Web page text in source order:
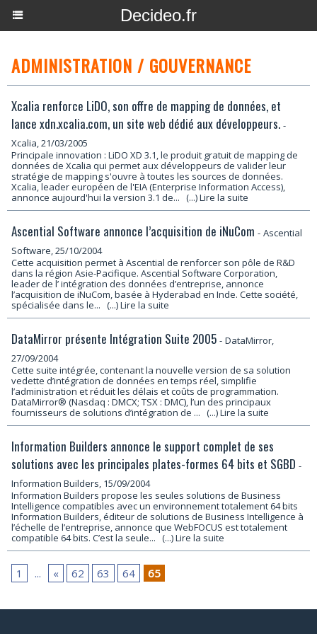
Decideo.fr
ADMINISTRATION / GOUVERNANCE
Xcalia renforce LiDO, son offre de mapping de données, et
lance xdn.xcalia.com, un site web dédié aux développeurs. -
Xcalia, 21/03/2005
Principale innovation : LiDO XD 3.1, le produit gratuit de mapping de
données de Xcalia qui permet aux développeurs de valider leur
stratégie de mapping s'ouvre à toutes les sources de données.
Xcalia, leader européen de l'EIA (Enterprise Information Access),
annonce aujourd'hui la version 3.1 de... (...) Lire la suite
Ascential Software annonce l’acquisition de iNuCom - Ascential
Software, 25/10/2004
Cette acquisition permet à Ascential de renforcer son pôle de R&D
dans la région Asie-Pacifique. Ascential Software Corporation,
leader de l’ intégration des données d’entreprise, annonce
l’acquisition de iNuCom, basée à Hyderabad en Inde. Cette société,
spécialisée dans le... (...) Lire la suite
DataMirror présente Intégration Suite 2005 - DataMirror,
27/09/2004
Cette suite intégrée, contenant la nouvelle version de sa solution
vedette d’intégration de données en temps réel, simplifie
l’administration et réduit les délais et coûts de programmation.
DataMirror® (Nasdaq : DMCX; TSX : DMC), l’un des principaux
fournisseurs de solutions d’intégration de ... (...) Lire la suite
Information Builders annonce le support complet de ses
solutions avec les principales plates-formes 64 bits et SGBD -
Information Builders, 15/09/2004
Information Builders propose les seules solutions de Business
Intelligence compatibles avec un environnement totalement 64 bits
Information Builders, éditeur de solutions de Business Intelligence à
l’échelle de l’entreprise, annonce que WebFOCUS est totalement
compatible 64 bits. C’est la seule... (...) Lire la suite
1 ... « 62 63 64 65